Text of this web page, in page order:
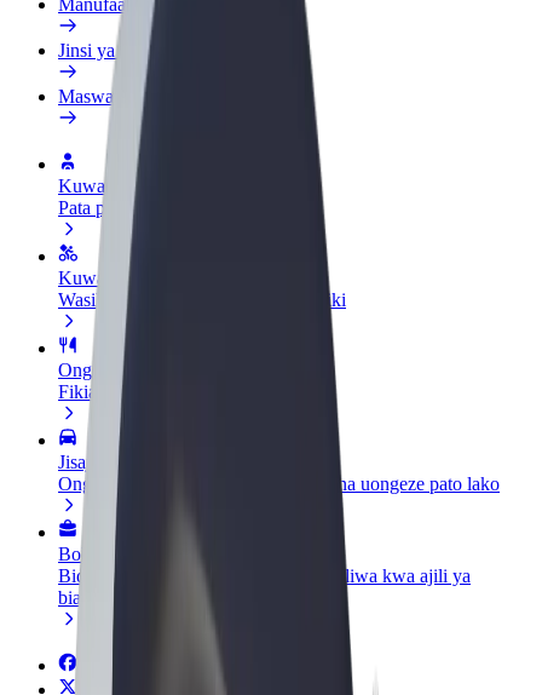
Manufaa
Jinsi ya kujiunga
Maswali yanayoulizwa sana
Kuwa dereva
Pata pesa kwa masharti yako
Kuwa tarishi
Wasilisha chakula na ulipwe kila wiki
Ongeza mgahawa au duka
Fikia wateja zaidi na ongeza mapato
Jisajili kama mmiliki wa motokaa
Ongeza motokaa yako kwenye Bolt na uongeze pato lako
Bolt kwa Biashara
Bidhaa na huduma za Bolt zilizopanuliwa kwa ajili ya
biashara yako